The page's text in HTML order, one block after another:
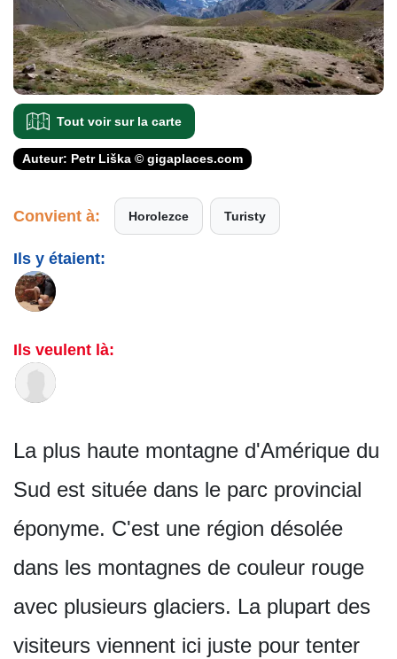
Tout voir sur la carte
Auteur: Petr Liška © gigaplaces.com
Convient à: Horolezce Turisty
Ils y étaient:
Ils veulent là:
La plus haute montagne d'Amérique du
Sud est située dans le parc provincial
éponyme. C'est une région désolée
dans les montagnes de couleur rouge
avec plusieurs glaciers. La plupart des
visiteurs viennent ici juste pour tenter